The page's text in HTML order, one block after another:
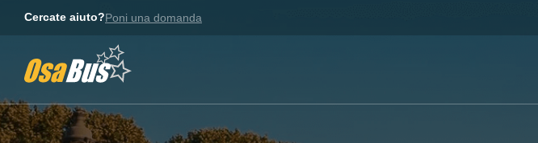
Cercate aiuto?Poni una domanda